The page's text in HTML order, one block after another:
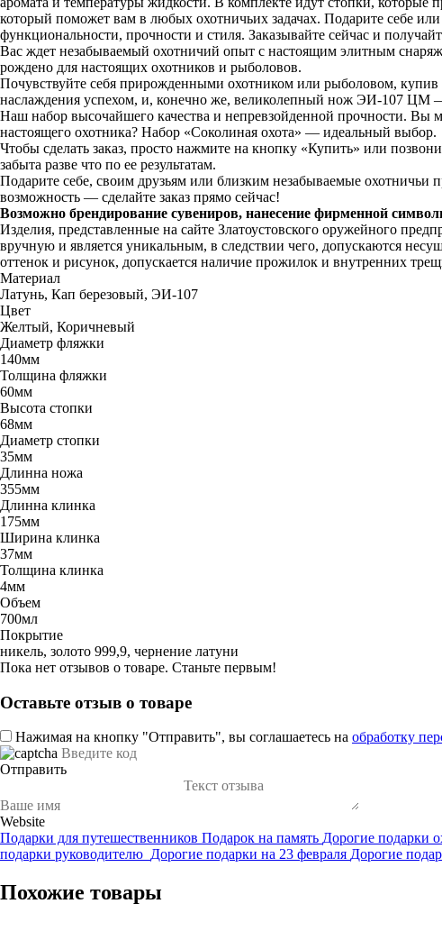
который поможет вам в любых охотничьих задачах. Подарите себе
функциональности, прочности и стиля. Заказывайте сейчас и
Вас ждет незабываемый охотничий опыт с настоящим элитным
рождено для настоящих охотников и рыболовов.
Почувствуйте себя прирожденными охотником или рыболовом, купив
наслаждения успехом, и, конечно же, великолепный нож ЭИ-107 ЦМ
Наш набор высочайшего качества и непревзойденной прочности. Вы
настоящего охотника? Набор «Соколиная охота» — идеальный выбор.
Чтобы сделать заказ, просто нажмите на кнопку «Купить» или
забыта разве что по ее результатам.
Подарите себе, своим друзьям или близким незабываемые
возможность — сделайте заказ прямо сейчас!
Возможно брендирование сувениров, нанесение фирменной
Изделия, представленные на сайте Златоустовского оружейного
вручную и является уникальным, в следствии чего, допускаются
оттенок и рисунок, допускается наличие прожилок и внутренних
Материал
Латунь, Кап березовый, ЭИ-107
Цвет
Желтый, Коричневый
Диаметр фляжки
140мм
Толщина фляжки
60мм
Высота стопки
68мм
Диаметр стопки
35мм
Длинна ножа
355мм
Длинна клинка
175мм
Ширина клинка
37мм
Толщина клинка
4мм
Объем
700мл
Покрытие
никель, золото 999,9, чернение латуни
Пока нет отзывов о товаре. Станьте первым!
Оставьте отзыв о товаре
Нажимая на кнопку "Отправить", вы соглашаетесь на обработку
Отправить
Website
Подарки для путешественников Подарок на память Дорогие подарки
подарки руководителю Дорогие подарки на 23 февраля Дорогие
Похожие товары